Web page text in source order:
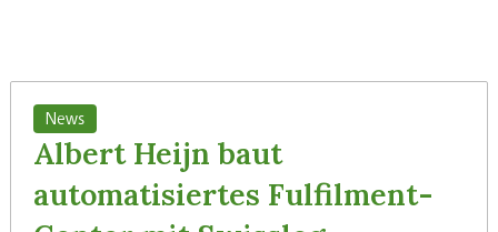
News
Albert Heijn baut
automatisiertes Fulfilment-